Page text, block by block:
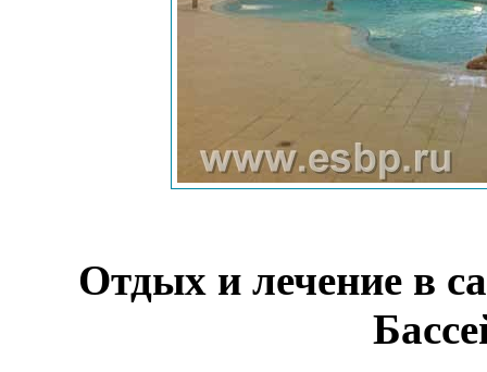
Отдых и лечение в